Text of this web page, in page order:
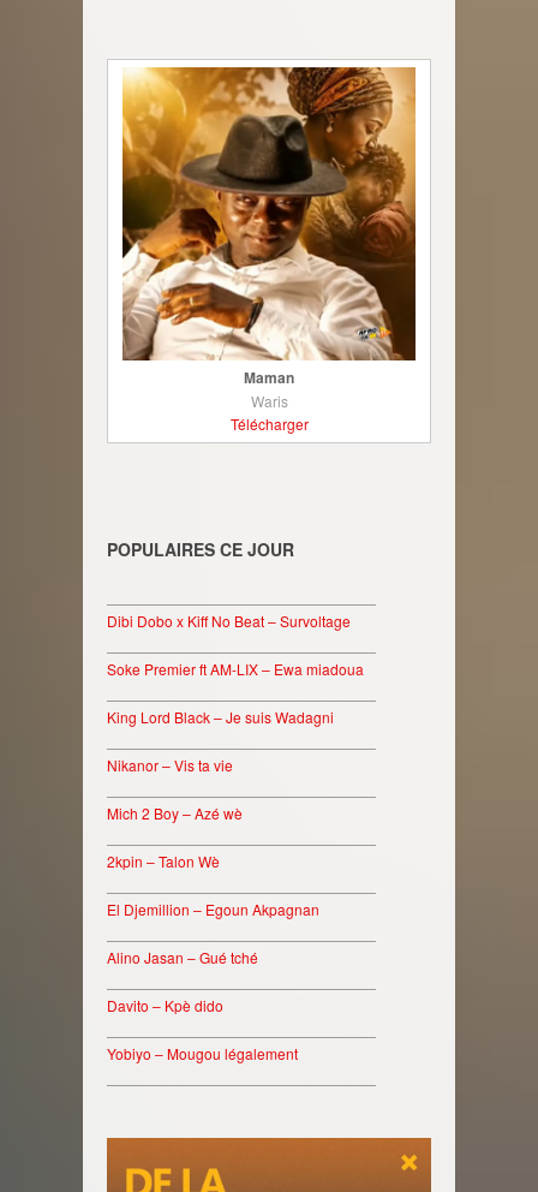
Maman
Waris
Télécharger
POPULAIRES CE JOUR
Dibi Dobo x Kiff No Beat – Survoltage
Soke Premier ft AM-LIX – Ewa miadoua
King Lord Black – Je suis Wadagni
Nikanor – Vis ta vie
Mich 2 Boy – Azé wè
2kpin – Talon Wè
El Djemillion – Egoun Akpagnan
Alino Jasan – Gué tché
Davito – Kpè dido
Yobiyo – Mougou légalement